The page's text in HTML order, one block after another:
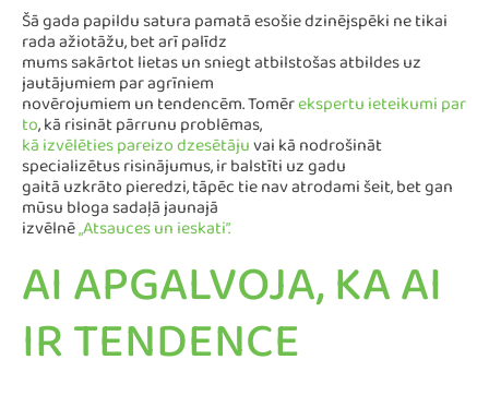
Šā gada papildu satura pamatā esošie dzinējspēki ne tikai
rada ažiotāžu, bet arī palīdz
mums sakārtot lietas un sniegt atbilstošas atbildes uz
jautājumiem par agrīniem
novērojumiem un tendencēm. Tomērekspertu ieteikumi par
to, kā risināt pārrunu problēmas,
kā izvēlēties pareizo dzesētājuvai kā nodrošināt
specializētus risinājumus, ir balstīti uz gadu
gaitā uzkrāto pieredzi, tāpēc tie nav atrodami šeit, bet gan
mūsu bloga sadaļā jaunajā
izvēlnē„Atsauces un ieskati”.
AI APGALVOJA, KA AI
IR TENDENCE